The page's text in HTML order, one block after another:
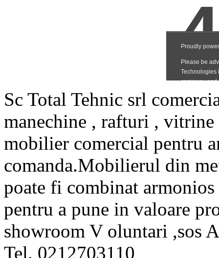
Sc Total Tehnic srl
manechine , rafturi ,
mobilier comercial pentru
comanda.Mobilierul din
poate fi combinat
pentru a pune in valoare
showroom V oluntari ,sos
Tel. 0212703110